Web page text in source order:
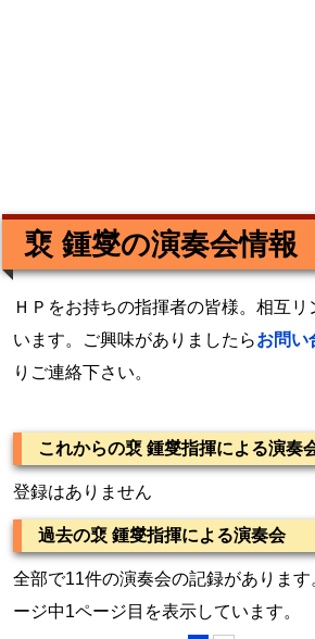
裵 鍾燮の演奏会情報
ＨＰをお持ちの指揮者の皆様。相互リ
います。ご興味がありましたらお問い
りご連絡下さい。
これからの裵 鍾燮指揮による演奏
登録はありません
過去の裵 鍾燮指揮による演奏会
全部で11件の演奏会の記録がありま
ージ中1ページ目を表示しています。